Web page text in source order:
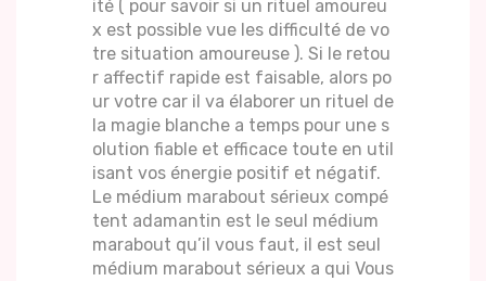
ité ( pour savoir si un rituel amoureu
x est possible vue les difficulté de vo
tre situation amoureuse ). Si le retou
r affectif rapide est faisable, alors po
ur votre car il va élaborer un rituel de
la magie blanche a temps pour une s
olution fiable et efficace toute en util
isant vos énergie positif et négatif.
Le médium marabout sérieux compé
tent adamantin est le seul médium
marabout qu’il vous faut, il est seul
médium marabout sérieux a qui Vous